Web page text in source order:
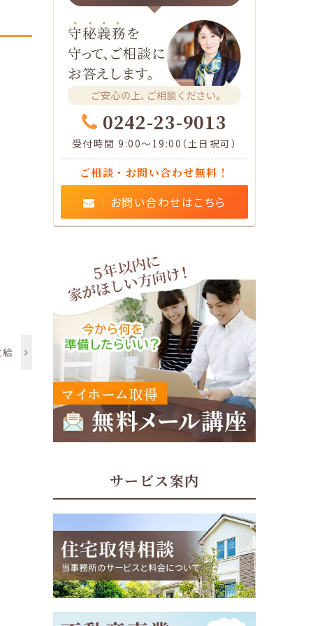
0242-23-9013
受付時間 9:00～19:00（土日祝可）
ご相談・お問い合わせ無料！
お問い合わせはこちら
サービス案内